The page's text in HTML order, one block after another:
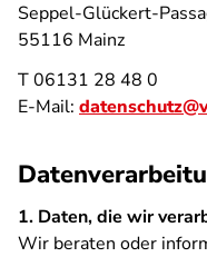
Seppel-Glückert-
55116 Mainz
T 06131 28 48 0
E-Mail:
1. Daten, die wir
Wir beraten oder